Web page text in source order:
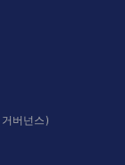
버넌스)